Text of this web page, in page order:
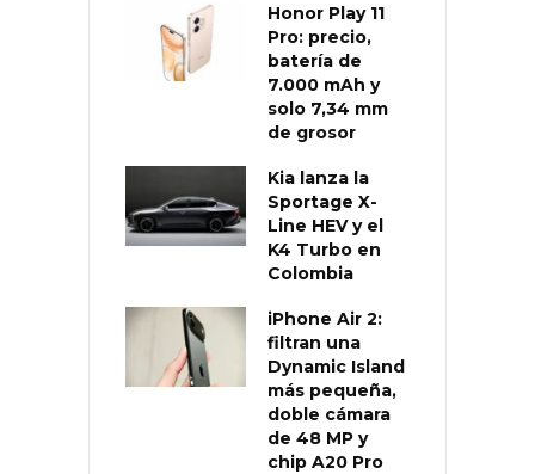
Honor Play 11
Pro: precio,
batería de
7.000 mAh y
solo 7,34 mm
de grosor
Kia lanza la
Sportage X-
Line HEV y el
K4 Turbo en
Colombia
iPhone Air 2:
filtran una
Dynamic Island
más pequeña,
doble cámara
de 48 MP y
chip A20 Pro